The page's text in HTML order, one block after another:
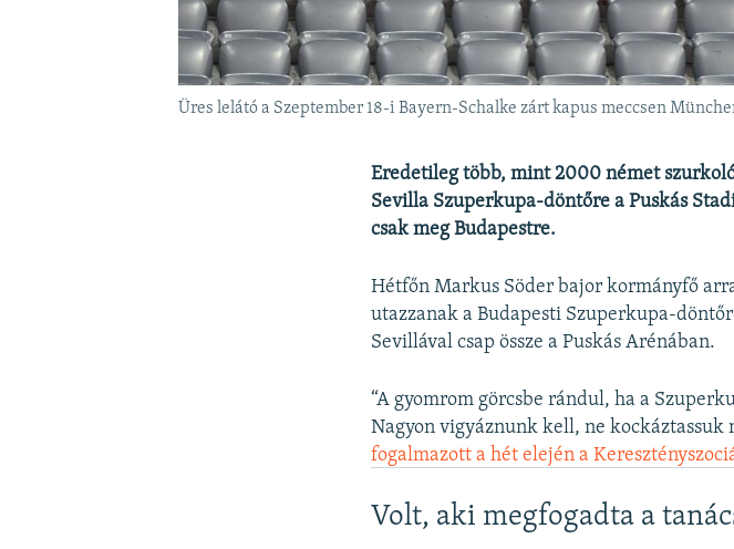
Üres lelátó a Szeptember 18-i Bayern-Schalke zárt kapus meccsen
Eredetileg több, mint 2000 német
Sevilla Szuperkupa-döntőre a Puskás
csak meg Budapestre.
Hétfőn Markus Söder bajor kormányfő
utazzanak a Budapesti Szuperkupa-
Sevillával csap össze a Puskás Arénában.
“A gyomrom görcsbe rándul, ha a
Nagyon vigyáznunk kell, ne kockáztassuk
fogalmazott a hét elején a
Volt, aki megfogadta a